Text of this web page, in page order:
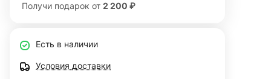
Получи подарок от 2 200 ₽
Есть в наличии
Условия доставки